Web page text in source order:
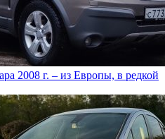
2008 г. – из Европы, в редкой